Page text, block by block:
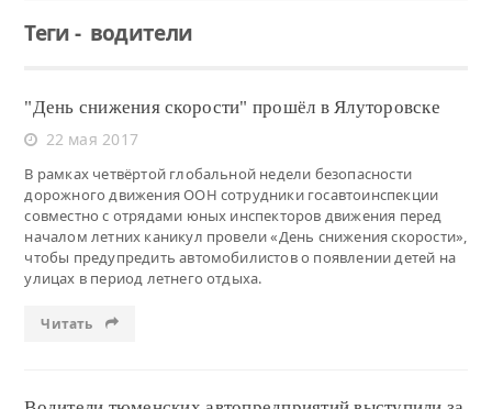
Теги-водители
"День снижения скорости" прошёл в Ялуторовске
22 мая 2017
В рамках четвёртой глобальной недели безопасности
дорожного движения ООН сотрудники госавтоинспекции
совместно с отрядами юных инспекторов движения перед
началом летних каникул провели «День снижения скорости»,
чтобы предупредить автомобилистов о появлении детей на
улицах в период летнего отдыха.
Читать